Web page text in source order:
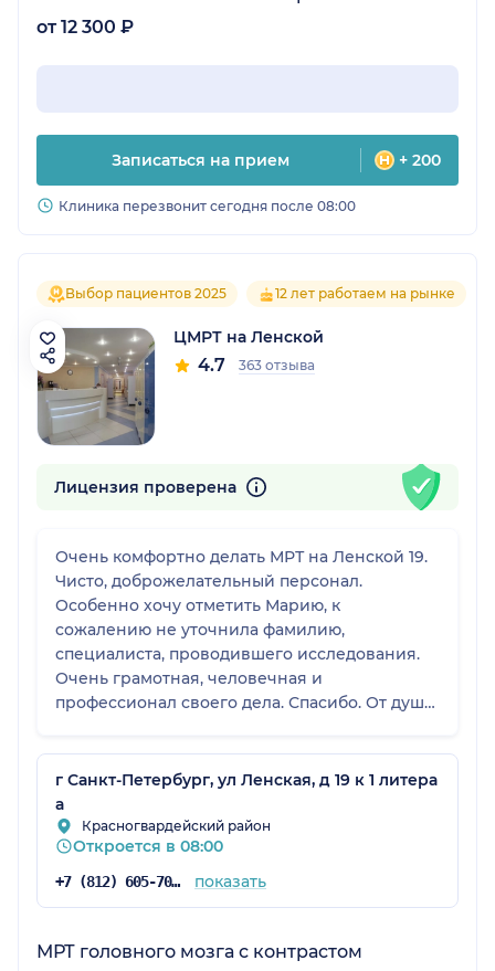
от 12 300 ₽
Записаться на прием + 200
Клиника перезвонит сегодня после 08:00
Выбор пациентов 2025 12 лет работаем на рынке
ЦМРТ на Ленской
4.7 363 отзыва
Лицензия проверена
Очень комфортно делать МРТ на Ленской 19.
Чисто, доброжелательный персонал.
Особенно хочу отметить Марию, к
сожалению не уточнила фамилию,
специалиста, проводившего исследования.
Очень грамотная, человечная и
профессионал своего дела. Спасибо. От души
г Санкт-Петербург, ул Ленская, д 19 к 1 литера
а
Красногвардейский район
Откроется в 08:00
+7 (812) 605-70-67 показать
МРТ головного мозга с контрастом